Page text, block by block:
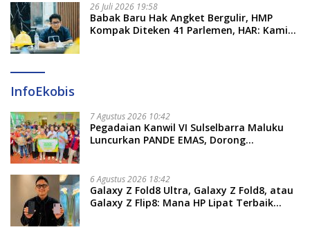
26 Juli 2026 19:58
​Babak Baru Hak Angket Bergulir, HMP
Kompak Diteken 41 Parlemen, HAR: Kami
InfoEkobis
7 Agustus 2026 10:42
Pegadaian Kanwil VI Sulselbarra Maluku
Luncurkan PANDE EMAS, Dorong
6 Agustus 2026 18:42
Galaxy Z Fold8 Ultra, Galaxy Z Fold8, atau
Galaxy Z Flip8: Mana HP Lipat Terbaik